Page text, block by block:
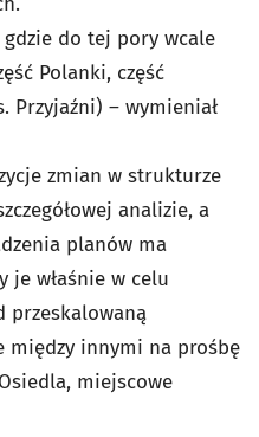
do tej pory wcale
Polanki, część
Przyjaźni) – wymieniał
zmian w strukturze
analizie, a
planów ma
je właśnie w celu
przeskalowaną
między innymi na prośbę
miejscowe